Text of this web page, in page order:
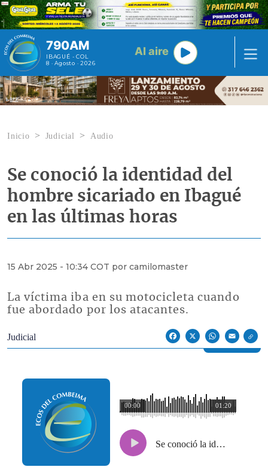
Pasar al contenido principal
790AM
IBAGUÉ - COL
8 · Agosto · 2026
Al aire
Inicio Judicial Audio
Se conoció la identidad del
hombre sicariado en Ibagué
en las últimas horas
15 Abr 2025 - 10:34 COT por camilomaster
La víctima iba en su motocicleta cuando
fue abordado por los atacantes.
Econoticias y Eventos
Judicial
FacebookX WhatsAppEmail
01:20
00:00
Se conoció la identidad del hombre sicariado en Ibagué en las últimas horas